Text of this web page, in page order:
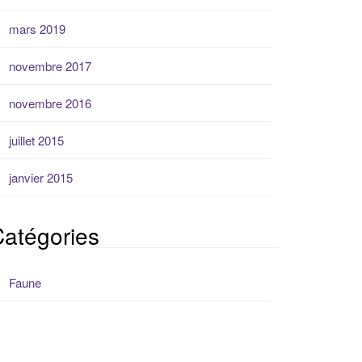
mars 2019
novembre 2017
novembre 2016
juillet 2015
janvier 2015
Faune